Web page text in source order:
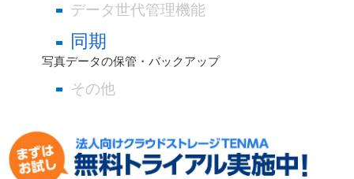
データ世代管理機能
同期
写真データの保管・バックアップ
その他